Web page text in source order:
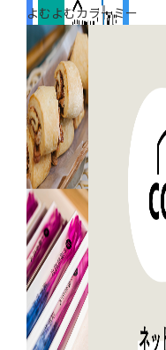
よむよむカラーミー